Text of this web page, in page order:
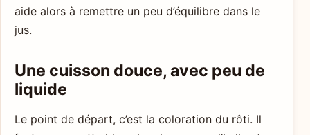
aide alors à remettre un peu d’équilibre dans le
jus.
Une cuisson douce, avec peu de
liquide
Le point de départ, c’est la coloration du rôti. Il